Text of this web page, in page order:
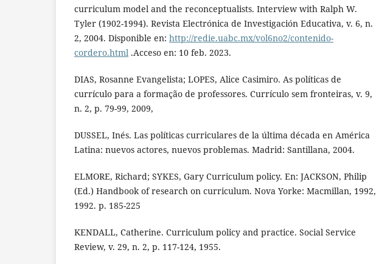
curriculum model and the reconceptualists. Interview with Ralph W.
Tyler (1902-1994). Revista Electrónica de Investigación Educativa, v. 6, n.
2, 2004. Disponible en: http://redie.uabc.mx/vol6no2/contenido-
cordero.html .Acceso en: 10 feb. 2023.
DIAS, Rosanne Evangelista; LOPES, Alice Casimiro. As políticas de
currículo para a formação de professores. Currículo sem fronteiras, v. 9,
n. 2, p. 79-99, 2009,
DUSSEL, Inés. Las políticas curriculares de la última década en América
Latina: nuevos actores, nuevos problemas. Madrid: Santillana, 2004.
ELMORE, Richard; SYKES, Gary Curriculum policy. En: JACKSON, Philip
(Ed.) Handbook of research on curriculum. Nova Yorke: Macmillan, 1992,
1992. p. 185-225
KENDALL, Catherine. Curriculum policy and practice. Social Service
Review, v. 29, n. 2, p. 117-124, 1955.